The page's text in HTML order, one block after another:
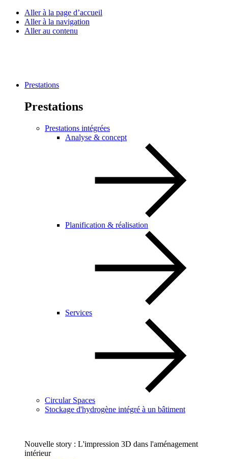
Aller à la page d’accueil
Aller à la navigation
Aller au contenu
Prestations
Prestations
Prestations intégrées
Analyse & concept
Planification & réalisation
Services
Circular Spaces
Stockage d'hydrogène intégré à un bâtiment
Nouvelle story : L'impression 3D dans l'aménagement
intérieur